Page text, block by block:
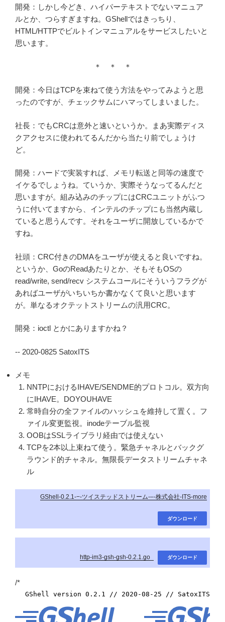
開発：しかし今どき、ハイパーテキストでないマニュア
ルとか、つらすぎますね。GShellではきっちり、
HTML/HTTPでビルトインマニュアルをサービスしたいと
思います。
＊ ＊ ＊
開発：今日はTCPを束ねて使う方法をやってみようと思
ったのですが、チェックサムにハマってしまいました。
社長：でもCRCは意外と速いというか。まあ実際ディス
クアクセスに使われてるんだから当たり前でしょうけ
ど。
開発：ハードで実装すれば、メモリ転送と同等の速度で
イケるでしょうね。ていうか、実際そうなってるんだと
思いますが。組み込みのチップにはCRCユニットがふつ
うに付いてますから、インテルのチップにも当然内蔵し
ていると思うんです。それをユーザに開放しているかで
すね。
社頭：CRC付きのDMAをユーザが使えると良いですね。
というか、GoのReadあたりとか、そもそもOSの
read/write, send/recv システムコールにそういうフラグが
あればユーザがいちいちか書かなくて良いと思います
が。単なるオクテットストリームの汎用CRC。
開発：ioctl とかにありますかね？
-- 2020-0825 SatoxITS
メモ
NNTPにおけるIHAVE/SENDME的プロトコル。双方向
にIHAVE。DOYOUHAVE
常時自分の全ファイルのハッシュを維持して置く。フ
ァイル変更監視。inodeテーブル監視
OOBはSSLライブラリ経由では使えない
TCPを2本以上束ねて使う。緊急チャネルとバックグ
ラウンド的チャネル。無限長データストリームチャネ
ル
GShell-0.2.1-−-ツイステッドストリーム-–-株式会社-ITS-more
ダウンロード
http-im3-gsh-gsh-0.2.1.go_ ダウンロード
/*
GShell version 0.2.1 // 2020-08-25 // SatoxITS